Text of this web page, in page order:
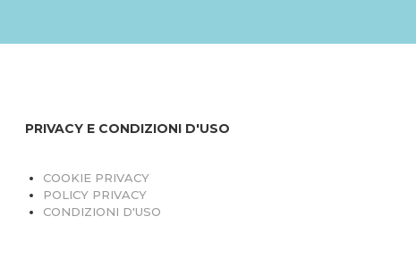
PRIVACY E CONDIZIONI D'USO
COOKIE PRIVACY
POLICY PRIVACY
CONDIZIONI D'USO